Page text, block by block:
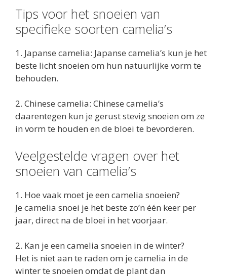
Tips voor het snoeien van
specifieke soorten camelia’s
1. Japanse camelia: Japanse camelia’s kun je het
beste licht snoeien om hun natuurlijke vorm te
behouden.
2. Chinese camelia: Chinese camelia’s
daarentegen kun je gerust stevig snoeien om ze
in vorm te houden en de bloei te bevorderen.
Veelgestelde vragen over het
snoeien van camelia’s
1. Hoe vaak moet je een camelia snoeien?
Je camelia snoei je het beste zo’n één keer per
jaar, direct na de bloei in het voorjaar.
2. Kan je een camelia snoeien in de winter?
Het is niet aan te raden om je camelia in de
winter te snoeien omdat de plant dan